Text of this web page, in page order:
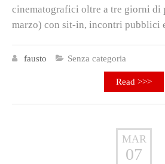
cinematografici oltre a tre giorni di
marzo) con sit-in, incontri pubblici
fausto Senza categoria
Read >>>
MAR
07